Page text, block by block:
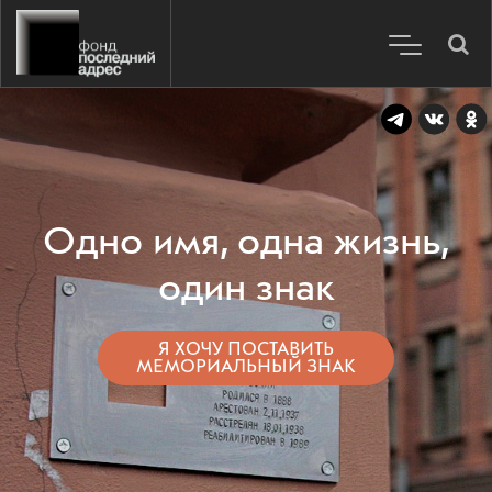
Одно имя, одна жизнь,
один знак
Я ХОЧУ ПОСТАВИТЬ
МЕМОРИАЛЬНЫЙ ЗНАК